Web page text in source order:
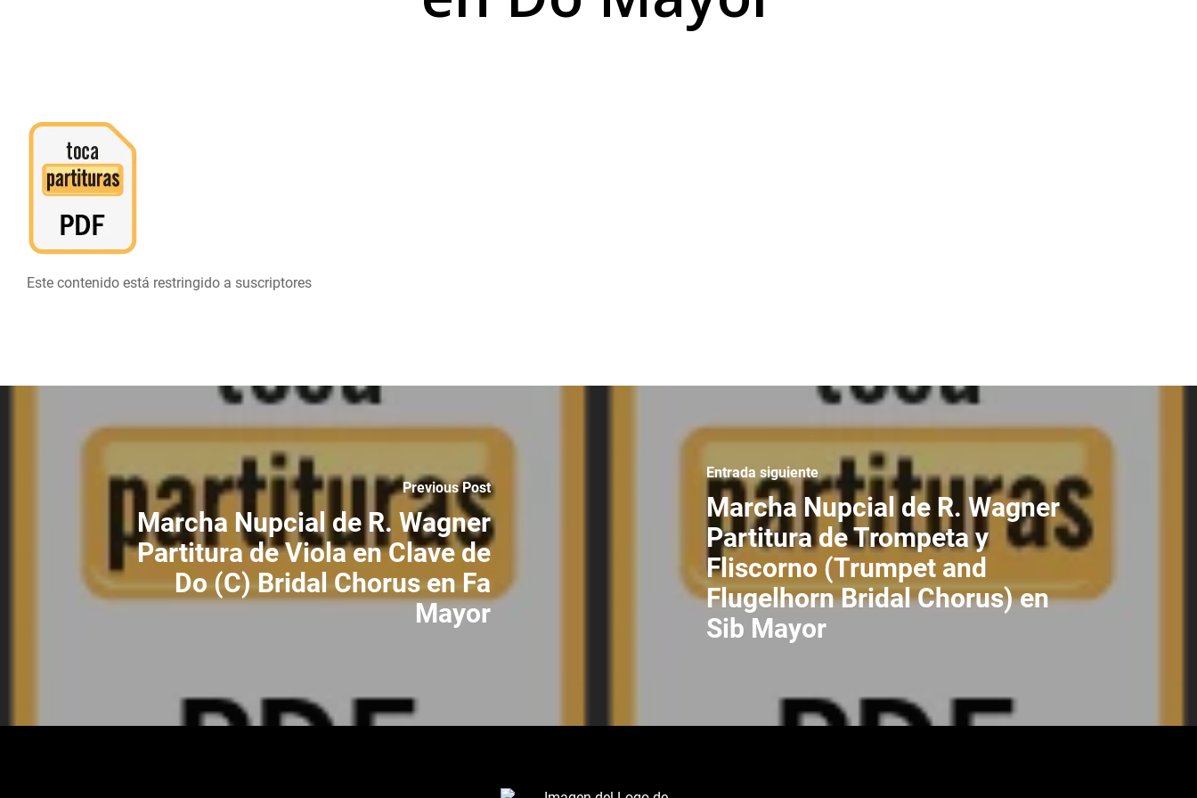
Este contenido está restringido a suscriptores
Previous Post
Marcha Nupcial de R. Wagner
Partitura de Viola en Clave de
Do (C) Bridal Chorus en Fa
Mayor
Entrada siguiente
Marcha Nupcial de R. Wagner
Partitura de Trompeta y
Fliscorno (Trumpet and
Flugelhorn Bridal Chorus) en
Sib Mayor